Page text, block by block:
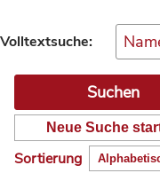
Volltextsuche:
Neue Suche
Sortierung